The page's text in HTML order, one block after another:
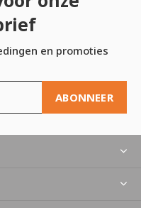
en promoties
ABONNEER